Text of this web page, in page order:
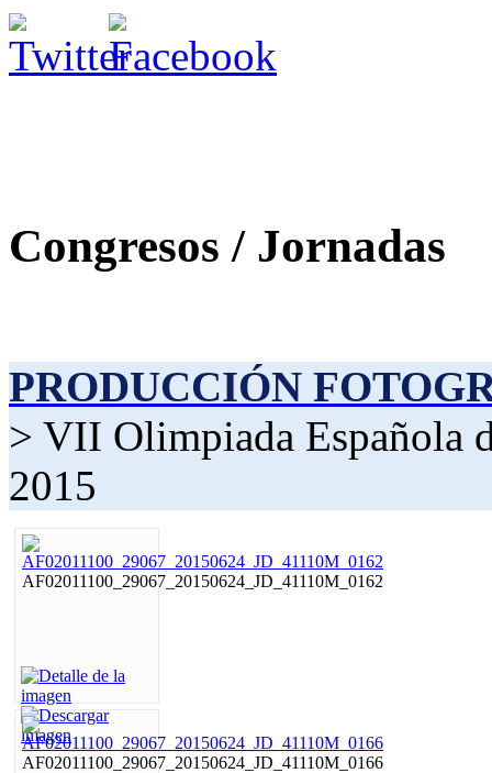
Congresos / Jornadas
PRODUCCIÓN
> VII Olimpiada Española
2015
AF02011100_29067_20150624_JD_41110M_0162
AF02011100_29067_20150624_JD_41110M_0166